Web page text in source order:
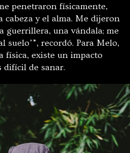
penetraron físicamente,
cabeza y el alma. Me dijeron
guerrillera, una vándala; me
suelo’”, recordó. Para Melo,
física, existe un impacto
difícil de sanar.